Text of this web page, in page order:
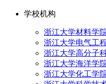
学校机构
浙江大学材料学
浙江大学电气工
浙江大学高分子
浙江大学海洋学
浙江大学化工学